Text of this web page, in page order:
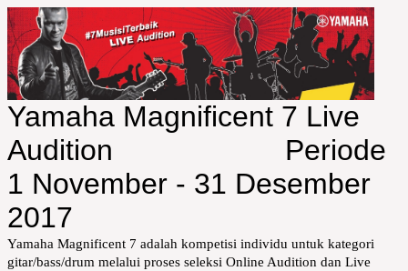
Yamaha Magnificent 7 Live
Audition Periode
1 November - 31 Desember
2017
Yamaha Magnificent 7 adalah kompetisi individu untuk kategori
gitar/bass/drum melalui proses seleksi Online Audition dan Live